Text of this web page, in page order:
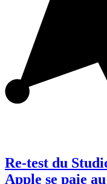
Re-test du
Apple se paie